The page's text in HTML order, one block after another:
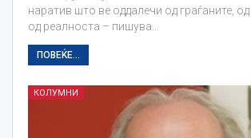
наратив што ве оддалечи од граѓаните,
од реалноста – пишува…
ПОВЕЌЕ...
КОЛУМНИ